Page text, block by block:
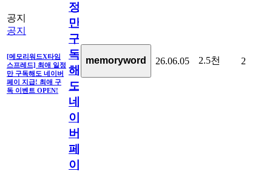
공지
공지
[메모리워드X타임
스프레드] 최애 일정
만 구독해도 네이버
페이 지급! 최애 구
독 이벤트 OPEN!
정
만
구
독
해
도
네
이
버
페
이
memoryword 26.06.05 2.5천 2